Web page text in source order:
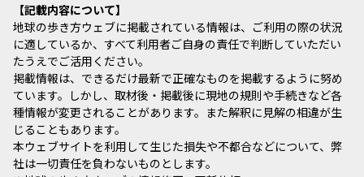
記載内容について
地球の歩き方ウェブに掲載されている情報は、ご利用の際の状況
に適しているか、すべて利用者ご自身の責任で判断していただい
たうえでご活用ください。
掲載情報は、できるだけ最新で正確なものを掲載するように努め
ています。しかし、取材後・掲載後に現地の規則や手続きなど各
種情報が変更されることがあります。また解釈に見解の相違が生
じることもあります。
本ウェブサイトを利用して生じた損失や不都合などについて、弊
社は一切責任を負わないものとします。